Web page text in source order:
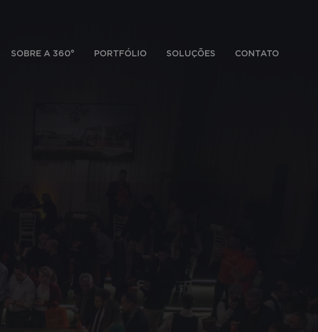
SOBRE A 360° PORTFÓLIO SOLUÇÕES CONTATO